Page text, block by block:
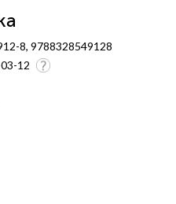
8, 9788328549128
12